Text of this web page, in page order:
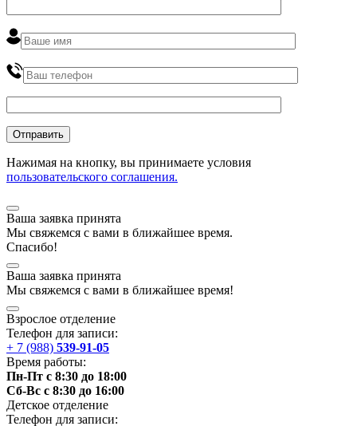
Нажимая на кнопку, вы принимаете условия
пользовательского соглашения.
Ваша заявка принята
Мы свяжемся с вами в ближайшее время.
Спасибо!
Ваша заявка принята
Мы свяжемся с вами в ближайшее время!
Взрослое отделение
Телефон для записи:
+ 7 (988) 539-91-05
Время работы:
Пн-Пт с 8:30 до 18:00
Сб-Вс с 8:30 до 16:00
Детское отделение
Телефон для записи: